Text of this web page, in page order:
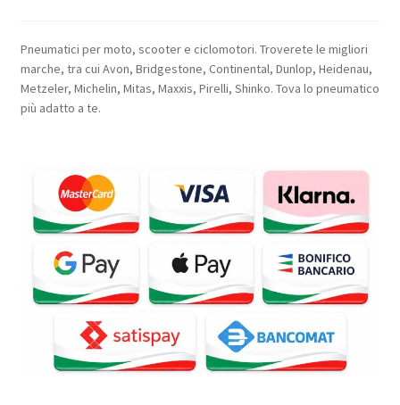
Pneumatici per moto, scooter e ciclomotori. Troverete le migliori
marche, tra cui Avon, Bridgestone, Continental, Dunlop, Heidenau,
Metzeler, Michelin, Mitas, Maxxis, Pirelli, Shinko. Tova lo pneumatico
più adatto a te.